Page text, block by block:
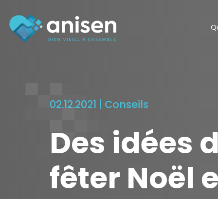
02.12.2021 | Conseils
Des idées
fêter Noël